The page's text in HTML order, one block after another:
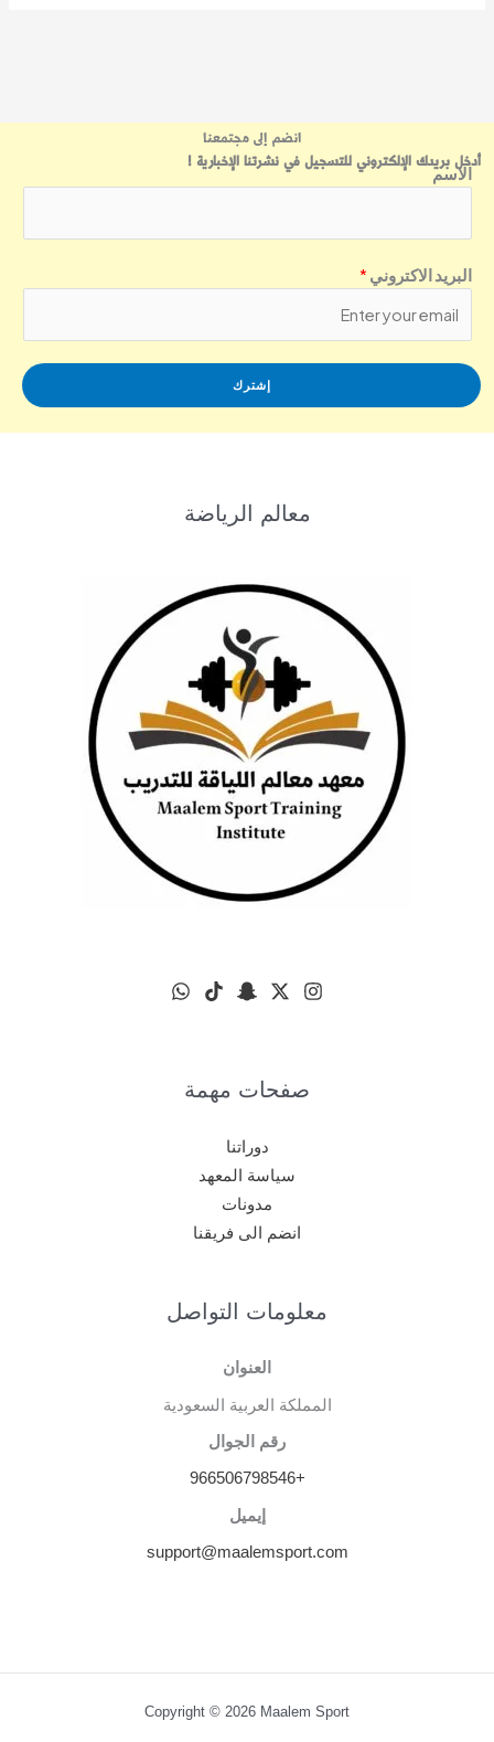
انضم إلى مجتمعنا
أدخل بريدك الإلكتروني للتسجيل في نشرتنا الإخبارية !
الاسم
البريد الاكتروني *
إشترك
معالم الرياضة
صفحات مهمة
دوراتنا
سياسة المعهد
مدونات
انضم الى فريقنا
معلومات التواصل
العنوان
المملكة العربية السعودية
رقم الجوال
+966506798546
إيميل
support@maalemsport.com
Copyright © 2026 Maalem Sport